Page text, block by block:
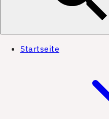
Startseite